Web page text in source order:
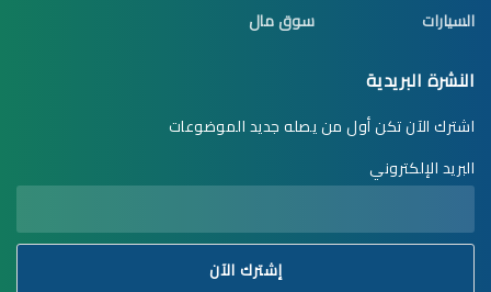
السيارات
سوق مال
النشرة البريدية
اشترك الآن تكن أول من يصله جديد الموضوعات
البريد الإلكتروني